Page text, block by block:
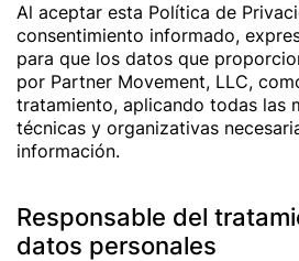
Al aceptar esta Política de
consentimiento informado,
para que los datos que
por Partner Movement, LLC,
tratamiento, aplicando todas las
técnicas y organizativas
información.
Responsable del
datos personales